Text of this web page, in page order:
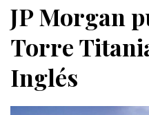
JP Morgan
Torre
Inglés